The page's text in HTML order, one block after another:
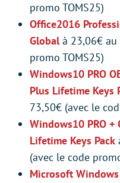
promo TOMS25)
Office2016
Globalà 23,06€ au
promo TOMS25)
Windows10 PRO
Plus Lifetime Keys
73,50€ (avec le
Windows10 PRO
Lifetime Keys Pack
(avec le code
Microsoft